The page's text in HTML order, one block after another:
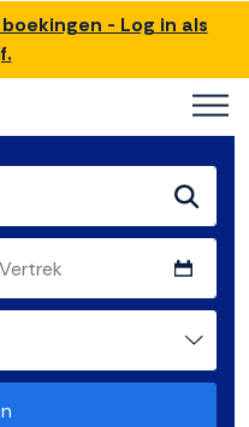
- Log in als